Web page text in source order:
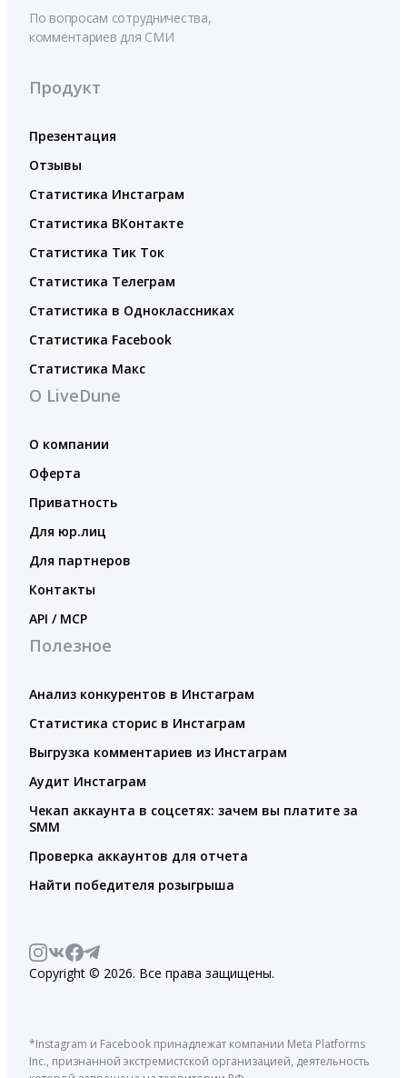
По вопросам сотрудничества,
комментариев для СМИ
Продукт
Презентация
Отзывы
Статистика Инстаграм
Статистика ВКонтакте
Статистика Тик Ток
Статистика Телеграм
Статистика в Одноклассниках
Статистика Facebook
Статистика Макс
О LiveDune
О компании
Оферта
Приватность
Для юр.лиц
Для партнеров
Контакты
API / MCP
Полезное
Анализ конкурентов в Инстаграм
Статистика сторис в Инстаграм
Выгрузка комментариев из Инстаграм
Аудит Инстаграм
Чекап аккаунта в соцсетях: зачем вы платите за
SMM
Проверка аккаунтов для отчета
Найти победителя розыгрыша
Copyright © 2026. Все права защищены.
*Instagram и Facebook принадлежат компании Meta Platforms
Inc., признанной экстремистской организацией, деятельность